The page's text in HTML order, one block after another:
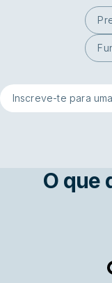
Inscreve-te para
O que